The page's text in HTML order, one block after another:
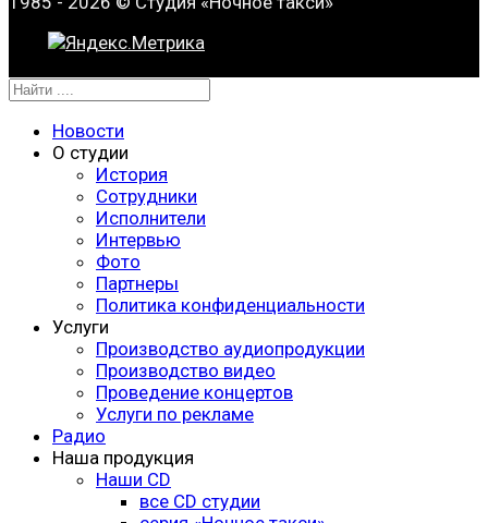
Новости
О студии
История
Сотрудники
Исполнители
Интервью
Фото
Партнеры
Политика конфиденциальности
Услуги
Производство аудиопродукции
Производство видео
Проведение концертов
Услуги по рекламе
Радио
Наша продукция
Наши CD
все CD студии